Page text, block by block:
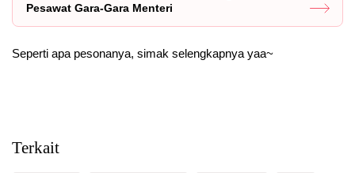
Pesawat Gara-Gara Menteri
Seperti apa pesonanya, simak selengkapnya yaa~
Terkait